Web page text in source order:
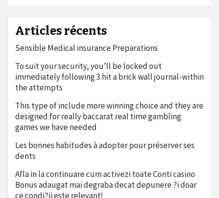
Articles récents
Sensible Medical insurance Preparations
To suit your security, you’ll be locked out
immediately following 3 hit a brick wall journal-within
the attempts
This type of include more winning choice and they are
designed for really baccarat real time gambling
games we have needed
Les bonnes habitudes à adopter pour préserver ses
dents
Afla in la continuare cum activezi toate Conti casino
Bonus adaugat mai degraba decat depunere ?i doar
ce condi?ii este relevant!